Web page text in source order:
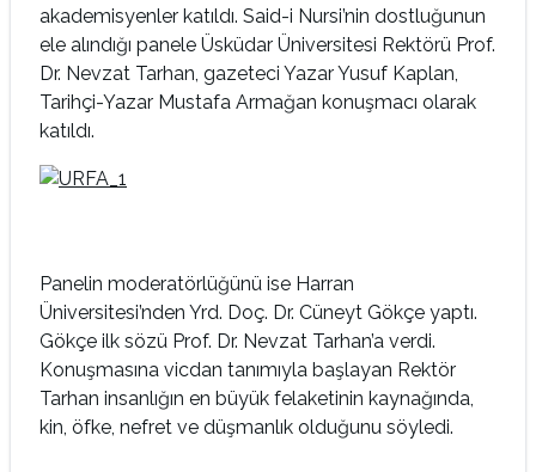
akademisyenler katıldı. Said-i Nursi’nin dostluğunun
ele alındığı panele Üsküdar Üniversitesi Rektörü Prof.
Dr. Nevzat Tarhan, gazeteci Yazar Yusuf Kaplan,
Tarihçi-Yazar Mustafa Armağan konuşmacı olarak
katıldı.
Panelin moderatörlüğünü ise Harran
Üniversitesi’nden Yrd. Doç. Dr. Cüneyt Gökçe yaptı.
Gökçe ilk sözü Prof. Dr. Nevzat Tarhan’a verdi.
Konuşmasına vicdan tanımıyla başlayan Rektör
Tarhan insanlığın en büyük felaketinin kaynağında,
kin, öfke, nefret ve düşmanlık olduğunu söyledi.